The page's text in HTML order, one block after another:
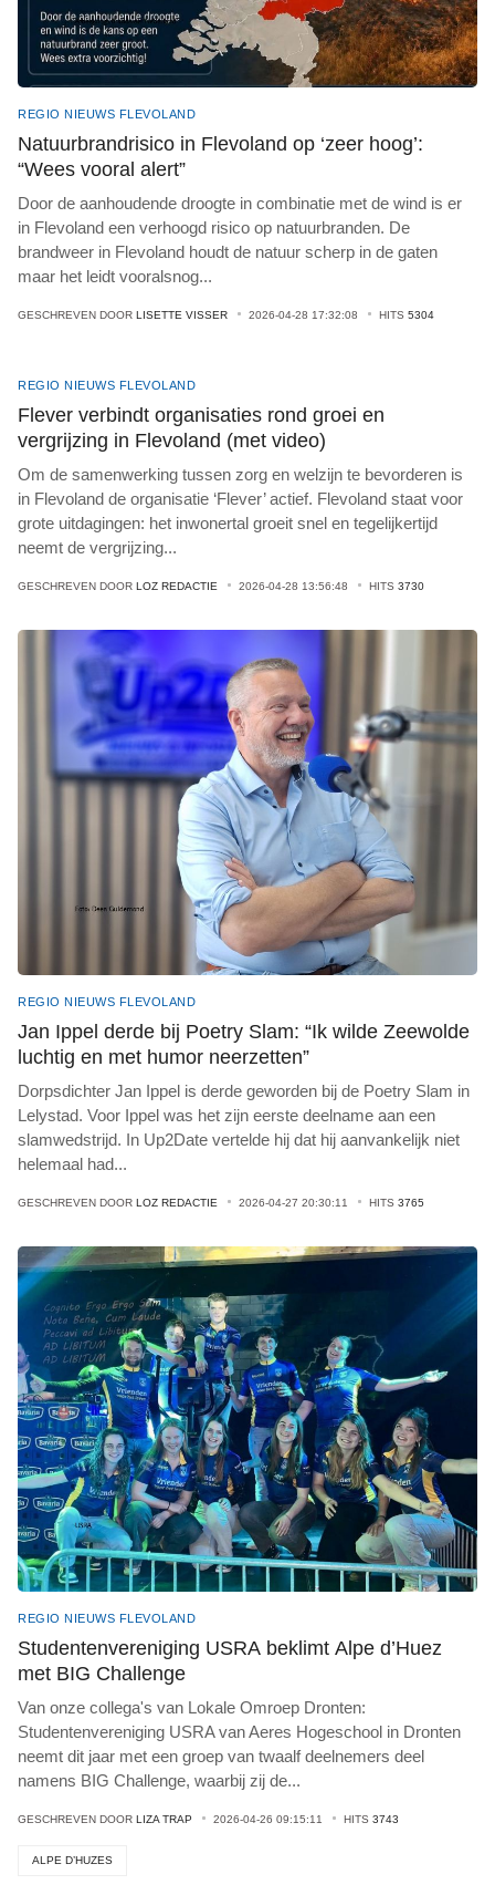
REGIO NIEUWS FLEVOLAND
Natuurbrandrisico in Flevoland op ‘zeer hoog’:
“Wees vooral alert”
Door de aanhoudende droogte in combinatie met de wind is er
in Flevoland een verhoogd risico op natuurbranden. De
brandweer in Flevoland houdt de natuur scherp in de gaten
maar het leidt vooralsnog...
GESCHREVEN DOOR LISETTE VISSER 2026-04-28 17:32:08 HITS 5304
REGIO NIEUWS FLEVOLAND
Flever verbindt organisaties rond groei en
vergrijzing in Flevoland (met video)
Om de samenwerking tussen zorg en welzijn te bevorderen is
in Flevoland de organisatie ‘Flever’ actief. Flevoland staat voor
grote uitdagingen: het inwonertal groeit snel en tegelijkertijd
neemt de vergrijzing...
GESCHREVEN DOOR LOZ REDACTIE 2026-04-28 13:56:48 HITS 3730
REGIO NIEUWS FLEVOLAND
Jan Ippel derde bij Poetry Slam: “Ik wilde Zeewolde
luchtig en met humor neerzetten”
Dorpsdichter Jan Ippel is derde geworden bij de Poetry Slam in
Lelystad. Voor Ippel was het zijn eerste deelname aan een
slamwedstrijd. In Up2Date vertelde hij dat hij aanvankelijk niet
helemaal had...
GESCHREVEN DOOR LOZ REDACTIE 2026-04-27 20:30:11 HITS 3765
REGIO NIEUWS FLEVOLAND
Studentenvereniging USRA beklimt Alpe d’Huez
met BIG Challenge
Van onze collega's van Lokale Omroep Dronten:
Studentenvereniging USRA van Aeres Hogeschool in Dronten
neemt dit jaar met een groep van twaalf deelnemers deel
namens BIG Challenge, waarbij zij de...
GESCHREVEN DOOR LIZA TRAP 2026-04-26 09:15:11 HITS 3743
ALPE D’HUZES